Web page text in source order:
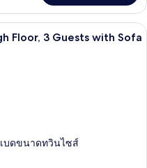
รื่องนอนระดับพรีเมียม, มินิบาร์ฟรี,
Floor, 3 Guests with Sofa
บดขนาดทวินไซส์